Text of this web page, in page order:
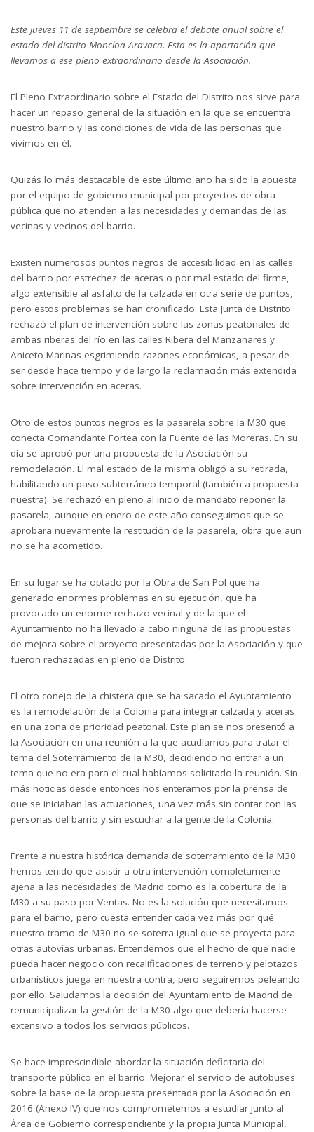
Este jueves 11 de septiembre se celebra el debate anual sobre el
estado del distrito Moncloa-Aravaca. Esta es la aportación que
llevamos a ese pleno extraordinario desde la Asociación.
El Pleno Extraordinario sobre el Estado del Distrito nos sirve para
hacer un repaso general de la situación en la que se encuentra
nuestro barrio y las condiciones de vida de las personas que
vivimos en él.
Quizás lo más destacable de este último año ha sido la apuesta
por el equipo de gobierno municipal por proyectos de obra
pública que no atienden a las necesidades y demandas de las
vecinas y vecinos del barrio.
Existen numerosos puntos negros de accesibilidad en las calles
del barrio por estrechez de aceras o por mal estado del firme,
algo extensible al asfalto de la calzada en otra serie de puntos,
pero estos problemas se han cronificado. Esta Junta de Distrito
rechazó el plan de intervención sobre las zonas peatonales de
ambas riberas del río en las calles Ribera del Manzanares y
Aniceto Marinas esgrimiendo razones económicas, a pesar de
ser desde hace tiempo y de largo la reclamación más extendida
sobre intervención en aceras.
Otro de estos puntos negros es la pasarela sobre la M30 que
conecta Comandante Fortea con la Fuente de las Moreras. En su
día se aprobó por una propuesta de la Asociación su
remodelación. El mal estado de la misma obligó a su retirada,
habilitando un paso subterráneo temporal (también a propuesta
nuestra). Se rechazó en pleno al inicio de mandato reponer la
pasarela, aunque en enero de este año conseguimos que se
aprobara nuevamente la restitución de la pasarela, obra que aun
no se ha acometido.
En su lugar se ha optado por la Obra de San Pol que ha
generado enormes problemas en su ejecución, que ha
provocado un enorme rechazo vecinal y de la que el
Ayuntamiento no ha llevado a cabo ninguna de las propuestas
de mejora sobre el proyecto presentadas por la Asociación y que
fueron rechazadas en pleno de Distrito.
El otro conejo de la chistera que se ha sacado el Ayuntamiento
es la remodelación de la Colonia para integrar calzada y aceras
en una zona de prioridad peatonal. Este plan se nos presentó a
la Asociación en una reunión a la que acudíamos para tratar el
tema del Soterramiento de la M30, decidiendo no entrar a un
tema que no era para el cual habíamos solicitado la reunión. Sin
más noticias desde entonces nos enteramos por la prensa de
que se iniciaban las actuaciones, una vez más sin contar con las
personas del barrio y sin escuchar a la gente de la Colonia.
Frente a nuestra histórica demanda de soterramiento de la M30
hemos tenido que asistir a otra intervención completamente
ajena a las necesidades de Madrid como es la cobertura de la
M30 a su paso por Ventas. No es la solución que necesitamos
para el barrio, pero cuesta entender cada vez más por qué
nuestro tramo de M30 no se soterra igual que se proyecta para
otras autovías urbanas. Entendemos que el hecho de que nadie
pueda hacer negocio con recalificaciones de terreno y pelotazos
urbanísticos juega en nuestra contra, pero seguiremos peleando
por ello. Saludamos la decisión del Ayuntamiento de Madrid de
remunicipalizar la gestión de la M30 algo que debería hacerse
extensivo a todos los servicios públicos.
Se hace imprescindible abordar la situación deficitaria del
transporte público en el barrio. Mejorar el servicio de autobuses
sobre la base de la propuesta presentada por la Asociación en
2016 (Anexo IV) que nos comprometemos a estudiar junto al
Área de Gobierno correspondiente y la propia Junta Municipal,